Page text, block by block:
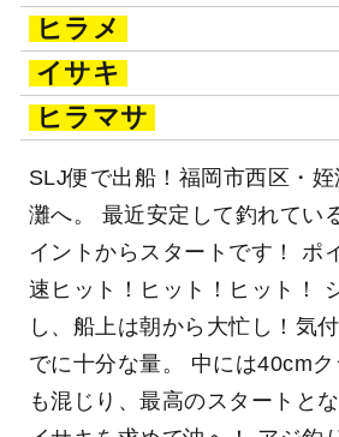
ヒラメ
イサキ
ヒラマサ
SLJ便で出船！福岡市西区・
灘へ。 最近安定して釣れてい
イントからスタートです！ ポ
速ヒット！ヒット！ヒット！
し、船上は朝から大忙し！気
でに十分な量。 中には40cm
も混じり、最高のスタートと